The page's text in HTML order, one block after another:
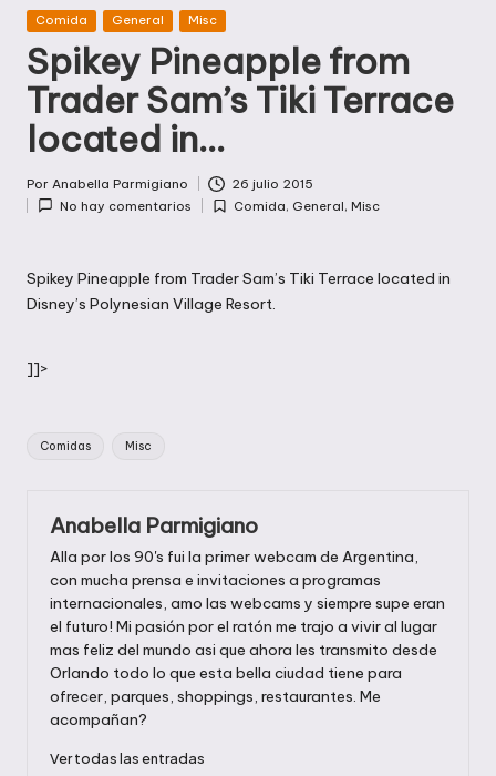
Publicada
Comida General Misc
Spikey Pineapple from
Trader Sam’s Tiki Terrace
located in…
Publicado
por
Por Anabella Parmigiano
26 julio 2015
No hay comentarios
Publicada
Comida, General,Misc
Spikey Pineapple from Trader Sam’s Tiki Terrace located in
Disney’s Polynesian Village Resort.
]]>
Etiquetas:
Comidas Misc
Anabella Parmigiano
Alla por los 90's fui la primer webcam de Argentina,
con mucha prensa e invitaciones a programas
internacionales, amo las webcams y siempre supe eran
el futuro! Mi pasión por el ratón me trajo a vivir al lugar
mas feliz del mundo asi que ahora les transmito desde
Orlando todo lo que esta bella ciudad tiene para
ofrecer, parques, shoppings, restaurantes. Me
acompañan?
Ver todas las entradas